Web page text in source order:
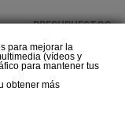
para mejorar la
(vídeos y
para mantener tus
obtener más
PRESUPUESTOS